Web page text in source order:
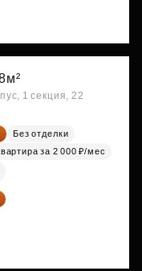
1 секция, 22
Без отделки
за 2 000 ₽/мес